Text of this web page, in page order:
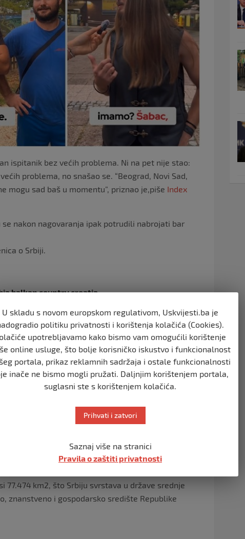
o
k
ispitanik bez većih problema. Ni na pet nije stao:
problema, no snašao se. “Beograd, Novi Sad,
mogu sad baš u momentu”, priznao je,piše Index
nakon nagovaranja ipak potrudili nabrojati bar
o Srbiji.
balkan country croatia
djelomice srednjoeuropska država. Duljina granica
s Hrvatskom i Bosnom i Hercegovinom, na
te na jugu sa Sjevernom Makedonijom i s
balkan country croatia
km2, što Srbiju svrstava u države srednje
znanstveno i gospodarsko središte Republike
U skladu s novom europskom regulativom, Uskvijesti.ba je
politiku privatnosti i korištenja kolačića (Cookies).
upotrebljavamo kako bismo vam omogućili korištenje
online usluge, što bolje korisničko iskustvo i funkcionalnost
portala, prikaz reklamnih sadržaja i ostale funkcionalnosti
inače ne bismo mogli pružati. Daljnjim korištenjem portala,
suglasni ste s korištenjem kolačića.
Prihvati i zatvori
Saznaj više na stranici
Pravila o zaštiti privatnosti